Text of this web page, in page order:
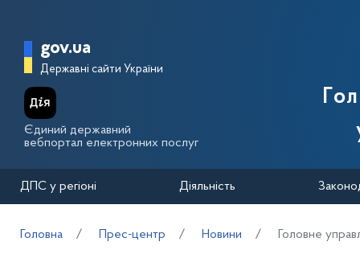
Головна сторінка Державної
gov.ua
Державні сайти України
Єдиний державний
вебпортал електронних послуг
ДПС у регіоні Діяльність
Головна Прес-центр Новини Головне